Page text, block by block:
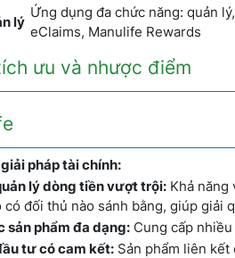
lý
Ứng dụng đa chức năng: quản
eClaims, Manulife Rewards
ưu và nhược điểm
pháp tài chính:
lý dòng tiền vượt trội: Khả năng
có đối thủ nào sánh bằng, giúp giải
sản phẩm đa dạng: Cung cấp
tư có cam kết: Sản phẩm liên